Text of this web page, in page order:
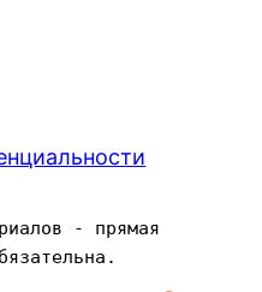
- прямая